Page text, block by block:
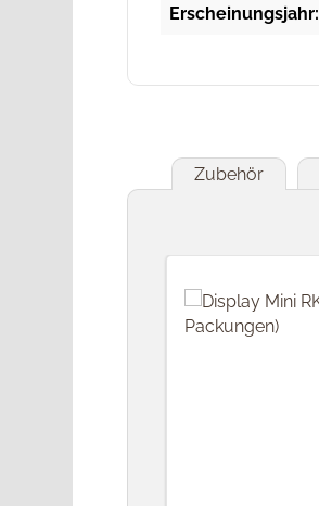
Erscheinungsjahr:
Zubehör